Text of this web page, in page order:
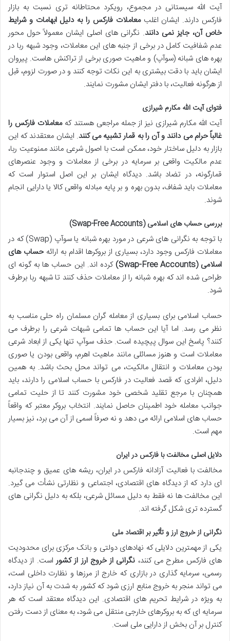
آیت الله سیستانی در مجموع، رویکرد محتاطانه تری نسبت به بازار
فارکس دارند. ایشان اغلبمعاملات فارکس را به دلیل ابهامات و شرایط
خاص آن، جایز نمی دانند. نگرانی های اصلی ایشان معمولاً حول محور
عدم شفافیت کامل در برخی از جنبه های این معاملات، وجود شبهه ربا در
بهره های شبانه (سوآپ) و ماهیت صوری برخی از تراکنش هاست. پیروان
ایشان باید با دقت بیشتری به این نکات توجه کنند و در صورت لزوم، قبل
از هرگونه فعالیت، با دفتر ایشان مشورت نمایند.
فتوای آیت الله مکارم شیرازی
آیت الله مکارم شیرازی نیز از جمله مراجعی هستند کهمعاملات فارکس را
غالباً حرام می دانند و آن را به قمار تشبیه می کنند. ایشان معتقدند که این
بازار به دلیل ساختار خود، ممکن است با اصول شرعی مانند ممنوعیت ربا،
عدم مالکیت واقعی بر سرمایه در برخی از معاملات و وجود عنصرهای
قمارگونه، در تضاد باشد. دیدگاه ایشان بر این اصل استوار است که
معاملات باید شفاف، بدون بهره و بر پایه مبادله واقعی کالا یا دارایی انجام
شوند.
بررسی حساب های اسلامی (Swap-Free Accounts)
با توجه به نگرانی های شرعی در مورد بهره شبانه یا سوآپ (Swap) که در
معاملات فارکس وجود دارد، بسیاری از بروکرها اقدام به ارائهحساب های
اسلامی (Swap-Free Accounts)
کرده اند. این حساب ها به گونه ای
طراحی شده اند که بهره شبانه را از معاملات حذف کنند تا شبهه ربا برطرف
شود.
حساب اسلامی برای بسیاری از معامله گران مسلمان راه حلی مناسب به
نظر می رسد. اما آیا این حساب ها تمامی شبهات شرعی را برطرف می
کنند؟ پاسخ این سوال پیچیده است. حذف سوآپ تنها یکی از ابعاد شرعی
معاملات است و هنوز مسائلی مانند ماهیت اهرم، واقعی بودن یا صوری
بودن معاملات و انتقال مالکیت، می تواند محل بحث باشد. به همین
دلیل، افرادی که قصد فعالیت در فارکس با حساب اسلامی را دارند، باید
همچنان با مرجع تقلید شخصی خود مشورت کنند تا از حلیت تمامی
جوانب معامله خود اطمینان حاصل نمایند. انتخاب بروکر معتبر که واقعاً
حساب های اسلامی ارائه می دهد و نه صرفاً اسمی از آن می برد، نیز بسیار
مهم است.
دلایل اصلی مخالفت با فارکس در ایران
مخالفت با فعالیت آزادانه فارکس در ایران، ریشه های عمیق و چندجانبه
ای دارد که از دیدگاه های اقتصادی، اجتماعی و نظارتی نشأت می گیرد.
این مخالفت ها نه فقط به دلیل مسائل شرعی، بلکه به دلیل نگرانی های
گسترده تری شکل گرفته اند.
نگرانی از خروج ارز و تأثیر بر اقتصاد ملی
یکی از مهمترین دلایلی که نهادهای دولتی و بانک مرکزی برای محدودیت
های فارکس مطرح می کنند، نگرانی از خروج ارز از کشور است. از دیدگاه
رسمی، سرمایه گذاری در بازاری که خارج از مرزها و نظارت داخلی است،
می تواند منجر به خروج منابع ارزی شود که کشور به شدت به آن نیاز دارد،
به ویژه در شرایط تحریم های اقتصادی. این دیدگاه معتقد است که هر
سرمایه ای که به بروکرهای خارجی منتقل می شود، به معنای از دست رفتن
کنترل بر آن بخش از دارایی ملی است.